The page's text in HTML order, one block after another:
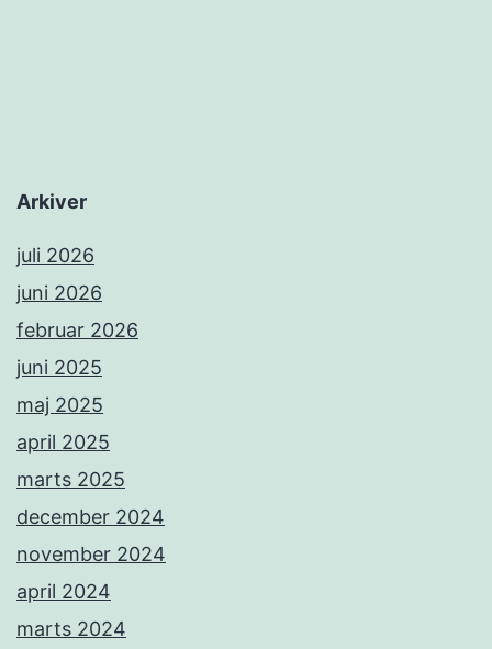
Arkiver
juli 2026
juni 2026
februar 2026
juni 2025
maj 2025
april 2025
marts 2025
december 2024
november 2024
april 2024
marts 2024